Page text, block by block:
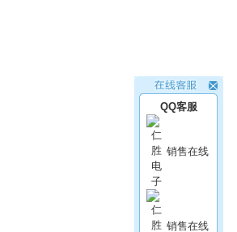
QQ客服
销售在线
销售在线